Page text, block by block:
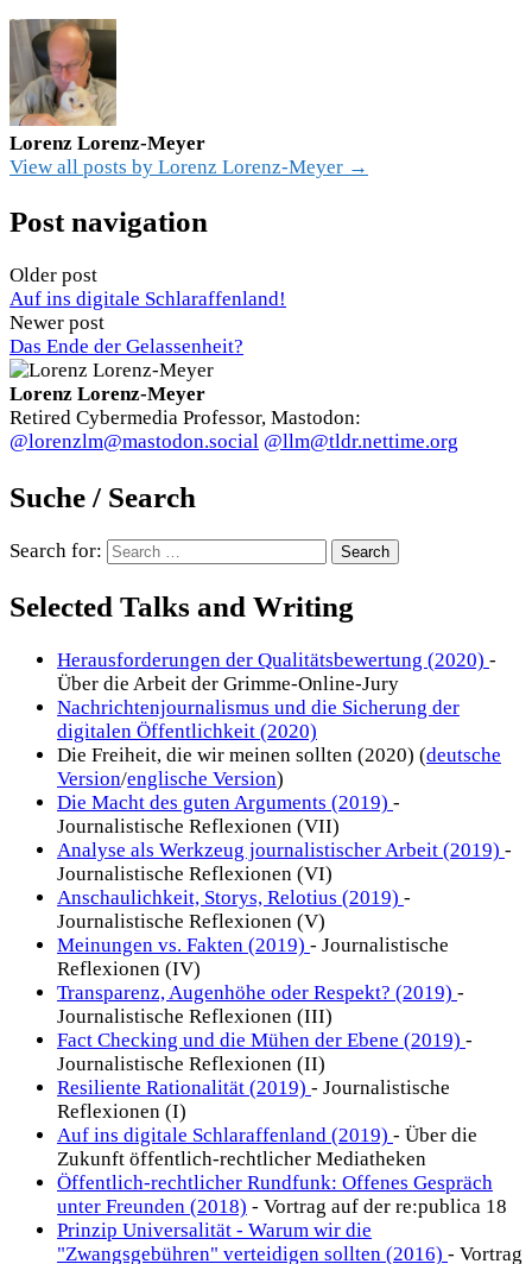
Lorenz Lorenz-Meyer
View all posts by Lorenz Lorenz-Meyer →
Post navigation
Older post
Auf ins digitale Schlaraffenland!
Newer post
Das Ende der Gelassenheit?
Lorenz Lorenz-Meyer
Retired Cybermedia Professor, Mastodon:
@lorenzlm@mastodon.social @llm@tldr.nettime.org
Suche / Search
Search for:
Selected Talks and Writing
Herausforderungen der Qualitätsbewertung (2020) -
Über die Arbeit der Grimme-Online-Jury
Nachrichtenjournalismus und die Sicherung der
digitalen Öffentlichkeit (2020)
Die Freiheit, die wir meinen sollten (2020) (deutsche
Version/englische Version)
Die Macht des guten Arguments (2019) -
Journalistische Reflexionen (VII)
Analyse als Werkzeug journalistischer Arbeit (2019) -
Journalistische Reflexionen (VI)
Anschaulichkeit, Storys, Relotius (2019) -
Journalistische Reflexionen (V)
Meinungen vs. Fakten (2019) - Journalistische
Reflexionen (IV)
Transparenz, Augenhöhe oder Respekt? (2019) -
Journalistische Reflexionen (III)
Fact Checking und die Mühen der Ebene (2019) -
Journalistische Reflexionen (II)
Resiliente Rationalität (2019) - Journalistische
Reflexionen (I)
Auf ins digitale Schlaraffenland (2019) - Über die
Zukunft öffentlich-rechtlicher Mediatheken
Öffentlich-rechtlicher Rundfunk: Offenes Gespräch
unter Freunden (2018) - Vortrag auf der re:publica 18
Prinzip Universalität - Warum wir die
"Zwangsgebühren" verteidigen sollten (2016) - Vortrag